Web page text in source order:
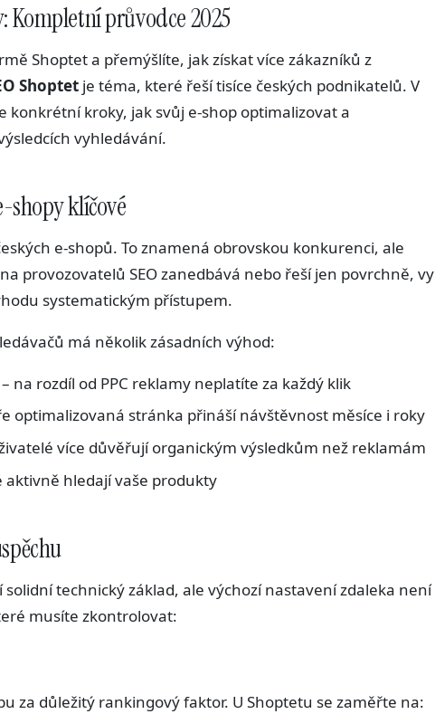
Kompletní průvodce 2025
Shoptet a přemýšlíte, jak získat více zákazníků z
Shoptet je téma, které řeší tisíce českých podnikatelů. V
konkrétní kroky, jak svůj e-shop optimalizovat a
vyhledávání.
shopy klíčové
e-shopů. To znamená obrovskou konkurenci, ale
provozovatelů SEO zanedbává nebo řeší jen povrchně, vy
systematickým přístupem.
má několik zásadních výhod:
– na rozdíl od PPC reklamy neplatíte za každý klik
optimalizovaná stránka přináší návštěvnost měsíce i roky
více důvěřují organickým výsledkům než reklamám
aktivně hledají vaše produkty
technický základ, ale výchozí nastavení zdaleka není
musíte zkontrolovat:
za důležitý rankingový faktor. U Shoptetu se zaměřte na: